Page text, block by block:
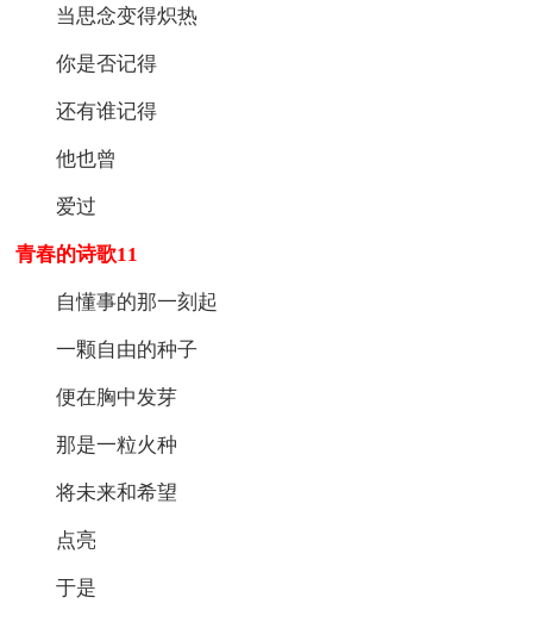
当思念变得炽热
你是否记得
还有谁记得
他也曾
爱过
青春的诗歌11
自懂事的那一刻起
一颗自由的种子
便在胸中发芽
那是一粒火种
将未来和希望
点亮
于是